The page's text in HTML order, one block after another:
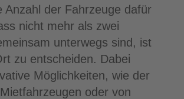
Anzahl der Fahrzeuge dafür
nicht mehr als zwei
unterwegs sind, ist
zu entscheiden. Dabei
Möglichkeiten, wie der
oder von